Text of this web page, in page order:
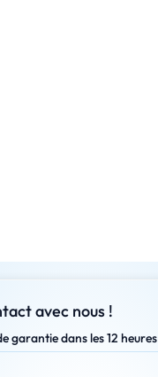
avec nous !
garantie dans les 12 heures